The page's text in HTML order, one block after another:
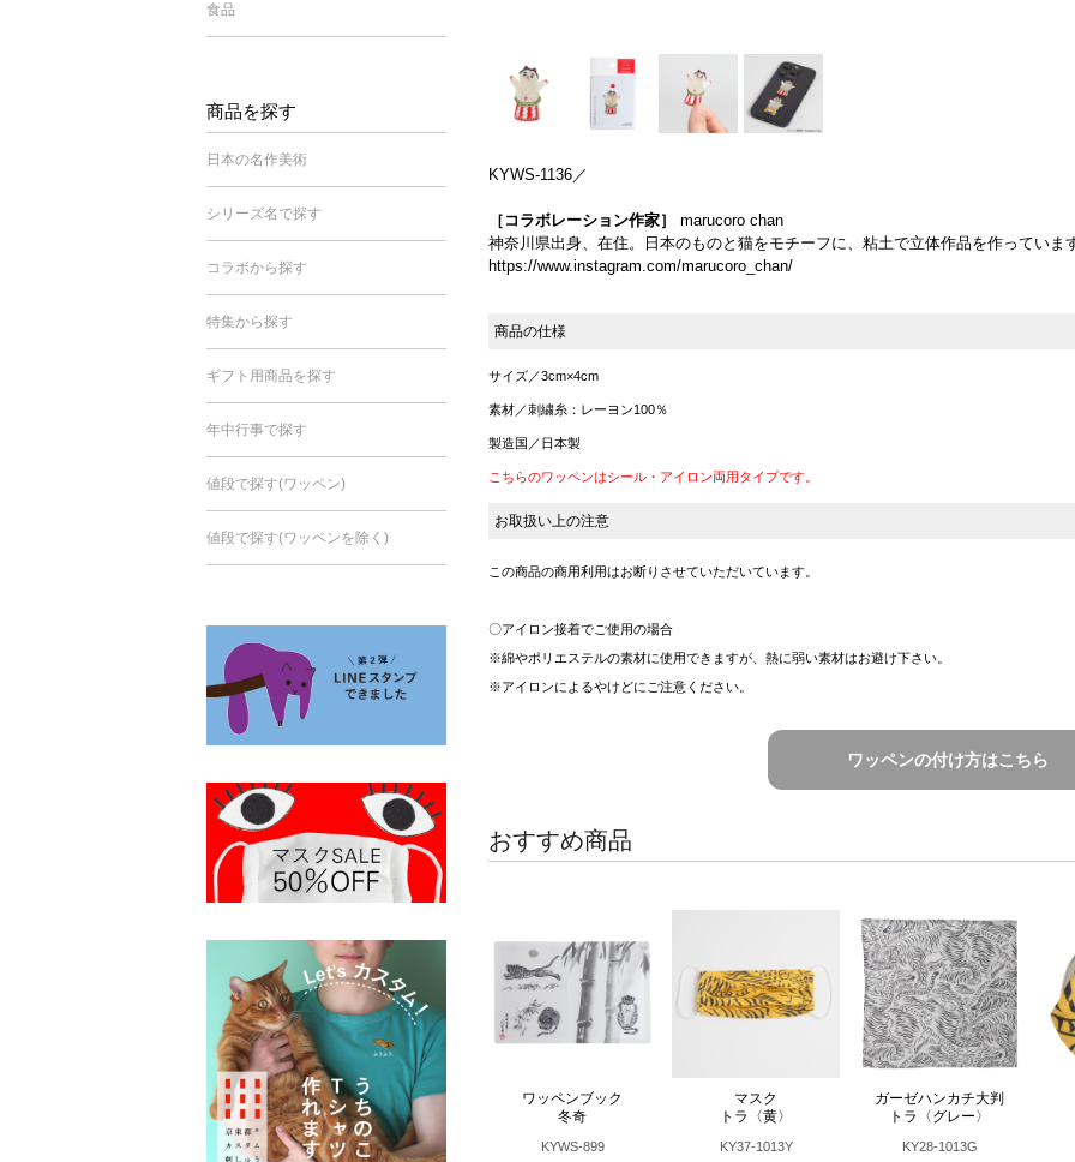
KYWS-1136／
［コラボレーション作家］
marucoro chan
神奈川県出身、在住。日本のものと猫をモチーフに、粘土で立体作品を作っていま
https://www.instagram.com/marucoro_chan/
商品の仕様
サイズ／3cm×4cm
素材／刺繍糸：レーヨン100％
製造国／日本製
こちらのワッペンはシール・アイロン両用タイプです。
お取扱い上の注意
この商品の商用利用はお断りさせていただいています。
〇アイロン接着でご使用の場合
※綿やポリエステルの素材に使用できますが、熱に弱い素材はお避け下さい。
※アイロンによるやけどにご注意ください。
ワッペンの付け方はこちら
おすすめ商品
ワッペンブック
冬奇
KYWS-899
マスク
トラ〈黄〉
KY37-1013Y
ガーゼハンカチ大判
トラ〈グレー〉
KY28-1013G
食品
商品を探す
日本の名作美術
シリーズ名で探す
コラボから探す
特集から探す
ギフト用商品を探す
年中行事で探す
値段で探す(ワッペン)
値段で探す(ワッペンを除く)